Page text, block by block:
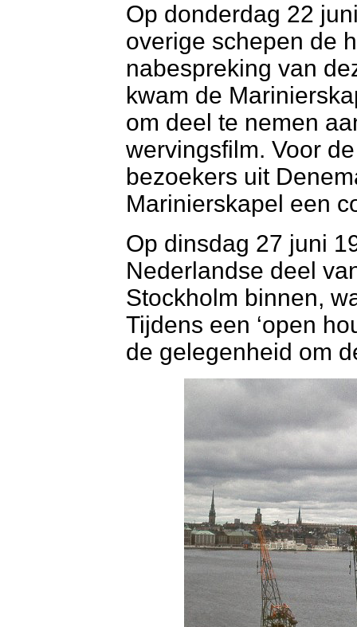
Op donderdag 22
overige schepen de
nabespreking van
kwam de
om deel te nemen
wervingsfilm. Voor
bezoekers uit
Marinierskapel een
Op dinsdag 27 juni
Nederlandse deel
Stockholm binnen,
Tijdens een ‘open
de gelegenheid om